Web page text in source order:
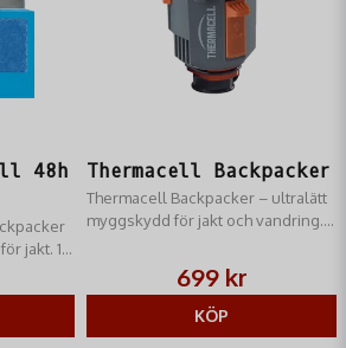
48h
jakt. 12
timmars
Thermacell Backpacker
Thermacell Backpacker – ultralätt
myggskydd för jakt och vandring.
699 kr
KÖP